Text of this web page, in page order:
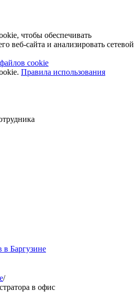
чтобы обеспечивать
веб-сайта и анализировать сетевой
cookie
Правила использования
в Баргузине
/
в офис